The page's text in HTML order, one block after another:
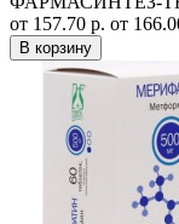
от 157.70 р. от
В корзину